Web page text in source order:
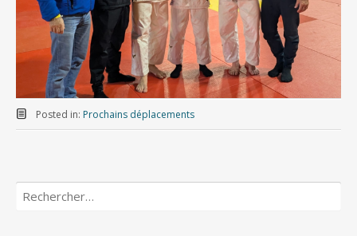
Posted in: Prochains déplacements
Rechercher :